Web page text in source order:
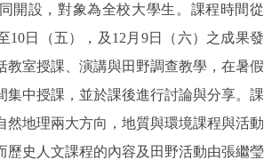
開設，對象為全校大學生。課程時間從
10日（五），及12月9日（六）之成果發
教室授課、演講與田野調查教學，在暑假
集中授課，並於課後進行討論與分享。課
然地理兩大方向，地質與環境課程與活動
歷史人文課程的內容及田野活動由張繼瑩